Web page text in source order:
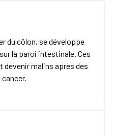
du côlon, se développe
la paroi intestinale. Ces
malins après des